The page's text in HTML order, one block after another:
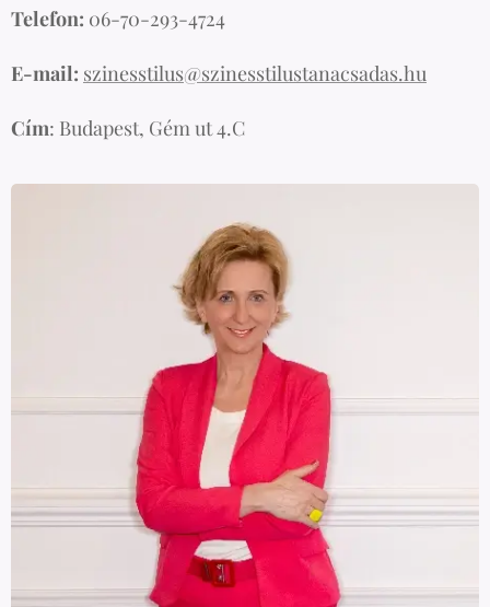
Telefon: 06-70-293-4724
E-mail: szinesstilus@szinesstilustanacsadas.hu
Cím: Budapest, Gém ut 4.C